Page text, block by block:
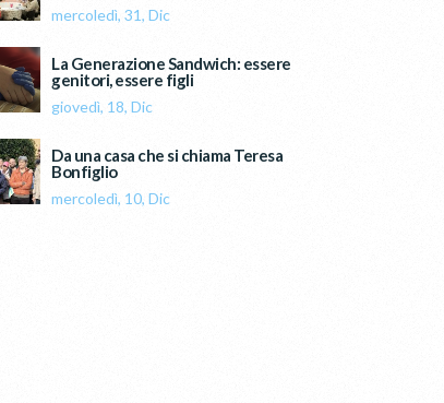
mercoledì, 31, Dic
La Generazione Sandwich: essere
genitori, essere figli
giovedì, 18, Dic
Da una casa che si chiama Teresa
Bonfiglio
mercoledì, 10, Dic